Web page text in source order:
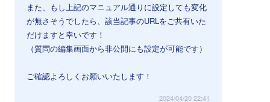
また、もし上記のマニュアル通りに設定しても変化
が無さそうでしたら、該当記事のURLをご共有いた
だけますと幸いです！
（質問の編集画面から非公開にも設定が可能です）
ご確認よろしくお願いいたします！
2024/04/20 22:41